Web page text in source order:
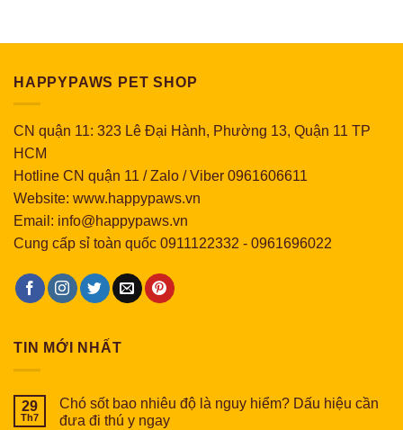
HAPPYPAWS PET SHOP
CN quận 11: 323 Lê Đại Hành, Phường 13, Quận 11 TP
HCM
Hotline CN quận 11 / Zalo / Viber 0961606611
Website: www.happypaws.vn
Email: info@happypaws.vn
Cung cấp sỉ toàn quốc 0911122332 - 0961696022
TIN MỚI NHẤT
29
Th7
Chó sốt bao nhiêu độ là nguy hiểm? Dấu hiệu cần
đưa đi thú y ngay